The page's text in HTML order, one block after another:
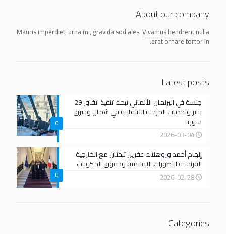
About our company
Mauris imperdiet, urna mi, gravida sod ales.Vivamus hendreritnulla
erat ornare tortor in.
Latest posts
0
جلسة في البرلمان الألماني تبحث تنفيذ اتفاق 29
يناير وتحديات المرحلة الانتقالية في شمال وشرق
سوريا
2026-03-04
0
إلهام أحمد وروهلات عفرين تبحثان مع الخارجية
الفرنسية التطورات الإقليمية وحقوق المكونات
2026-02-28
Categories